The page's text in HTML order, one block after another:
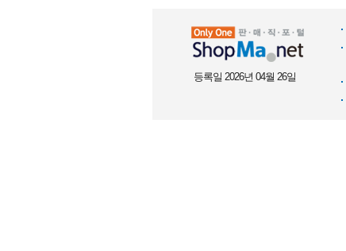
등록일 2026년 04월 26일